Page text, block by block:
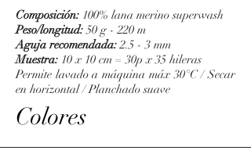
Composición: 100% lana merino superwash
Peso/longitud:50 g - 220 m
Aguja recomendada:2.5 - 3 mm
Muestra: 10 x 10 cm = 30p x 35 hileras
Permite lavado a máquina máx 30°C / Secar
en horizontal /Planchado suave
Colores